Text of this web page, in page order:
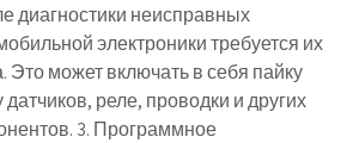
диагностики неисправных
электроники требуется их
Это может включать в себя пайку
реле, проводки и других
3. Программное